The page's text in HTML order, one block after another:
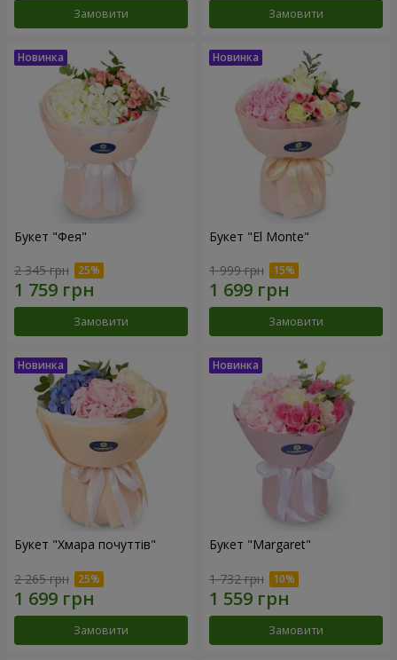
Замовити Замовити
Букет "Фея"
2 345 грн
Замовити
Букет "El Monte"
1 999 грн
Замовити
Букет "Хмара почуттів"
2 265 грн
Замовити
Букет "Margaret"
1 732 грн
Замовити